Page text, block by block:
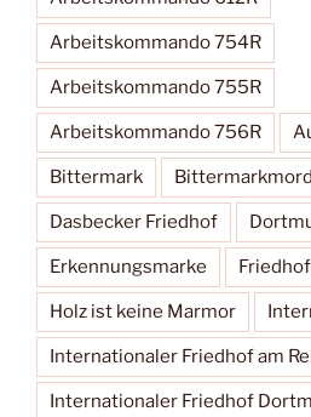
Arbeitskommando 754R
Arbeitskommando 755R
Arbeitskommando 756R
Bittermark
Dasbecker Friedhof
Erkennungsmarke
Holz ist keine Marmor
Internationaler Friedhof am
Internationaler Friedhof